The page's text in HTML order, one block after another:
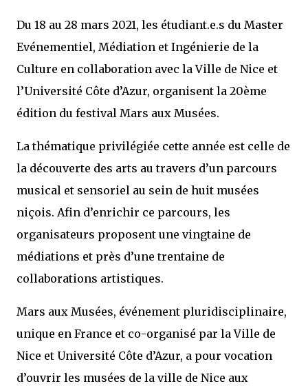
Du 18 au 28 mars 2021, les étudiant.e.s du Master
Evénementiel, Médiation et Ingénierie de la
Culture en collaboration avec la Ville de Nice et
l’Université Côte d’Azur, organisent la 20ème
édition du festival Mars aux Musées.
La thématique privilégiée cette année est celle de
la découverte des arts au travers d’un parcours
musical et sensoriel au sein de huit musées
niçois. Afin d’enrichir ce parcours, les
organisateurs proposent une vingtaine de
médiations et près d’une trentaine de
collaborations artistiques.
Mars aux Musées, événement pluridisciplinaire,
unique en France et co-organisé par la Ville de
Nice et Université Côte d’Azur, a pour vocation
d’ouvrir les musées de la ville de Nice aux